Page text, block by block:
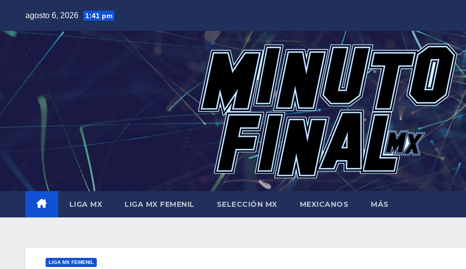
contenido
agosto 6, 2026 1:41 pm
LIGA MX LIGA MX FEMENIL SELECCIÓN MX MEXICANOS MÁS
LIGA MX FEMENIL